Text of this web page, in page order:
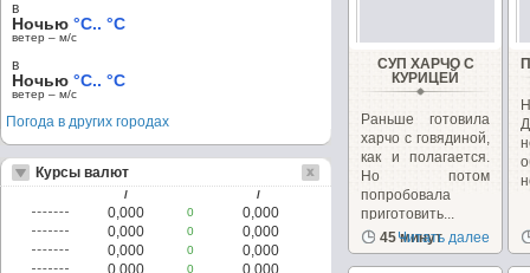
СУП ХАРЧО С
КУРИЦЕЙ
Раньше готовила
харчо с говядиной,
как и полагается.
Но потом
попробовала
приготовить...
45 минут
Читать далее
в
Ночью °C.. °C
ветер – м/c
в
Ночью °C.. °C
ветер – м/c
Погода в других городах
Курсы валют
/ /
0,000 0
0,000
0,000
0
0,000
0,000
0
0,000
0,000
0
0,000